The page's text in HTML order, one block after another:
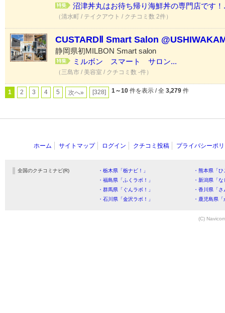
沼津丼丸はお待ち帰り海鮮丼の専門店です！
（清水町 / テイクアウト / クチコミ数 2件）
CUSTARDⅡ Smart Salon
静岡県初MILBON Smart salon
ミルボン スマート サロン...
（三島市 / 美容室 / クチコミ数 -件）
1 2 3 4 5 次へ» [328] 1～10 件を表示 / 全 3,279 件
ホーム サイトマップ ログイン クチコミ投稿 プライバシーポ
全国のクチコミナビ(R) ・栃木県「栃ナビ！」
・熊本県「
・福島県「ふくラボ！」
・新潟県「
・群馬県「ぐんラボ！」
・香川県「
・石川県「金沢ラボ！」
・鹿児島県
(C)